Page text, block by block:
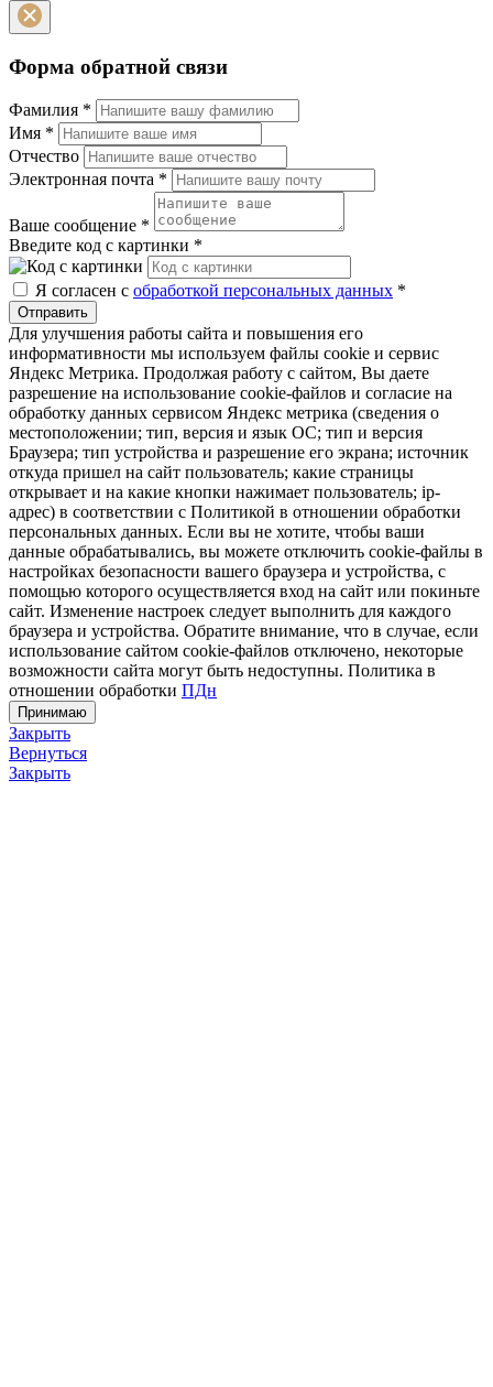
Форма обратной связи
Фамилия *
Имя *
Отчество
Электронная почта *
Ваше сообщение *
Введите код с картинки *
Я согласен с обработкой персональных данных *
Отправить
Для улучшения работы сайта и повышения его
информативности мы используем файлы cookie и сервис
Яндекс Метрика. Продолжая работу с сайтом, Вы даете
разрешение на использование cookie-файлов и согласие на
обработку данных сервисом Яндекс метрика (сведения о
местоположении; тип, версия и язык ОС; тип и версия
Браузера; тип устройства и разрешение его экрана; источник
откуда пришел на сайт пользователь; какие страницы
открывает и на какие кнопки нажимает пользователь; ip-
адрес) в соответствии с Политикой в отношении обработки
персональных данных. Если вы не хотите, чтобы ваши
данные обрабатывались, вы можете отключить cookie-файлы в
настройках безопасности вашего браузера и устройства, с
помощью которого осуществляется вход на сайт или покиньте
сайт. Изменение настроек следует выполнить для каждого
браузера и устройства. Обратите внимание, что в случае, если
использование сайтом cookie-файлов отключено, некоторые
возможности сайта могут быть недоступны. Политика в
отношении обработки ПДн
Принимаю
Закрыть
Вернуться
Закрыть